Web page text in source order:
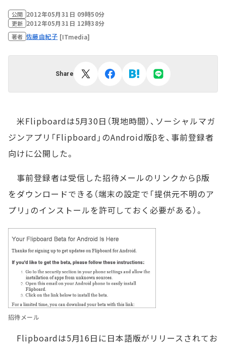
公開 2012年05月31日 09時50分
更新 2012年05月31日 12時38分
著者 佐藤由紀子 [ITmedia]
Share
米Flipboardは5月30日（現地時間）、ソーシャルマガ
ジンアプリ「Flipboard」のAndroid版βを、事前登録者
向けに公開した。
事前登録者は受信した招待メールのリンクからβ版
をダウンロードできる（端末の設定で「提供元不明のア
プリ」のインストールを許可しておく必要がある）。
招待メール
Flipboardは5月16日に日本語版がリリースされてお